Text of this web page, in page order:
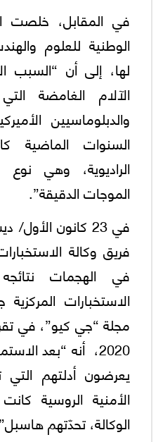
في المقابل، خلصت
الوطنية للعلوم
لها، إلى أن “السبب
الآلام الغامضة
والدبلوماسيين
السنوات الماضية
الراديوية، وهي
الموجات الدقيقة”.
فريق وكالة
في الهجمات
الاستخبارات
مجلة “جي كيو”، في
2020، أنه “بعد
يعرضون أدلتهم التي
الأمنية الروسية
الوكالة، تحدّتهم